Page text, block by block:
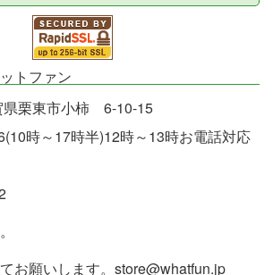
トファン
栗東市小柿 6-10-15
時～17時半)12時～13時お電話対応
お願いします。store@whatfun.jp